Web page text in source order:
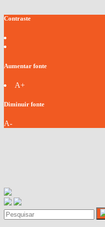
Contraste
Aumentar fonte
A+
Diminuir fonte
A-